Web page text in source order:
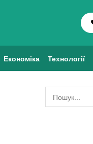
Економіка Технології